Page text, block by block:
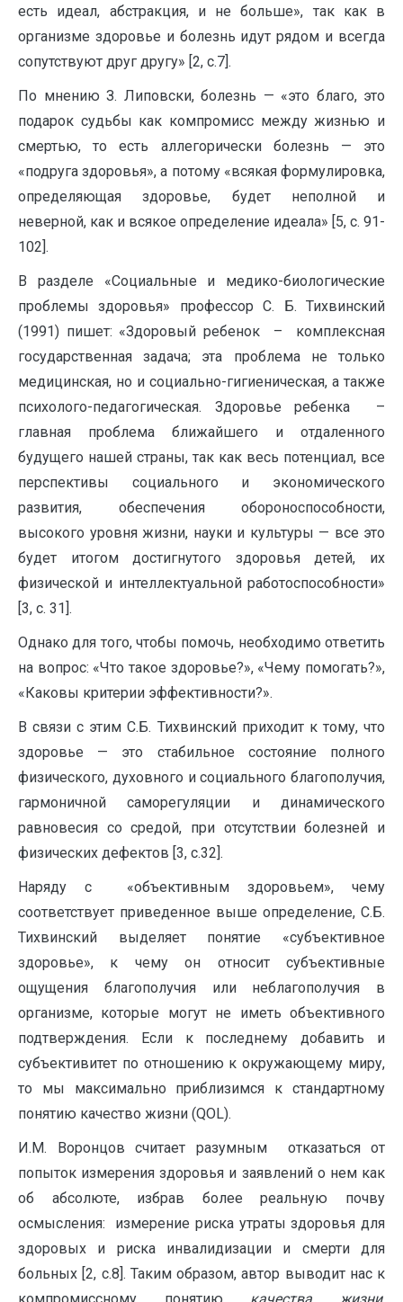
есть идеал, абстракция, и не больше», так как в
организме здоровье и болезнь идут рядом и всегда
сопутствуют друг другу» [2, с.7].
По мнению З. Липовски, болезнь — «это благо, это
подарок судьбы как компромисс между жизнью и
смертью, то есть аллегорически болезнь — это
«подруга здоровья», а потому «всякая формулировка,
определяющая здоровье, будет неполной и
неверной, как и всякое определение идеала» [5, с. 91-
102].
В разделе «Социальные и медико-биологические
проблемы здоровья» профессор С. Б. Тихвинский
(1991) пишет: «Здоровый ребенок – комплексная
государственная задача; эта проблема не только
медицинская, но и социально-гигиеническая, а также
психолого-педагогическая. Здоровье ребенка –
главная проблема ближайшего и отдаленного
будущего нашей страны, так как весь потенциал, все
перспективы социального и экономического
развития, обеспечения обороноспособности,
высокого уровня жизни, науки и культуры — все это
будет итогом достигнутого здоровья детей, их
физической и интеллектуальной работоспособности»
[3, с. 31].
Однако для того, чтобы помочь, необходимо ответить
на вопрос: «Что такое здоровье?», «Чему помогать?»,
«Каковы критерии эффективности?».
В связи с этим С.Б. Тихвинский приходит к тому, что
здоровье — это стабильное состояние полного
физического, духовного и социального благополучия,
гармоничной саморегуляции и динамического
равновесия со средой, при отсутствии болезней и
физических дефектов [3, с.32].
Наряду с «объективным здоровьем», чему
соответствует приведенное выше определение, С.Б.
Тихвинский выделяет понятие «субъективное
здоровье», к чему он относит субъективные
ощущения благополучия или неблагополучия в
организме, которые могут не иметь объективного
подтверждения. Если к последнему добавить и
субъективитет по отношению к окружающему миру,
то мы максимально приблизимся к стандартному
понятию качество жизни (QОL).
И.М. Воронцов считает разумным отказаться от
попыток измерения здоровья и заявлений о нем как
об абсолюте, избрав более реальную почву
осмысления: измерение риска утраты здоровья для
здоровых и риска инвалидизации и смерти для
больных [2, с.8]. Таким образом, автор выводит нас к